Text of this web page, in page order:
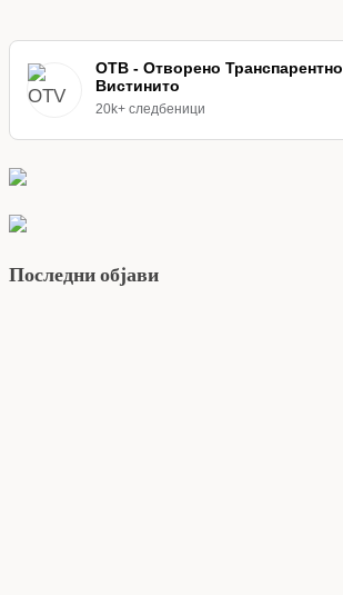
ОТВ - Отворено Транспарентно
Вистинито
20k+ следбеници
Последни објави